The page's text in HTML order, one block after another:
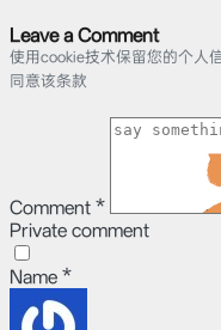
Leave a Comment
使用cookie技术保留您的个人
同意该条款
Comment *
Private comment
Name *